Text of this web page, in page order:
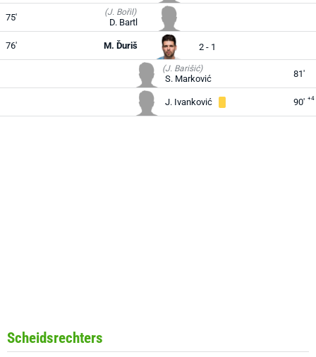
75' (J. Bořil)
D. Bartl
76' M. Ďuriš 2 - 1
(J. Barišić)
S. Marković 81'
J. Ivanković 90' +4
Scheidsrechters